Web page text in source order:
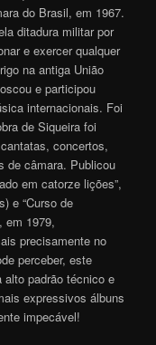
do Brasil, em 1967.
ditadura militar por
e exercer qualquer
na antiga União
e participou
internacionais. Foi
de Siqueira foi
concertos,
de câmara. Publicou
em catorze lições”,
e “Curso de
em 1979,
precisamente no
perceber, este
alto padrão técnico e
expressivos álbuns
impecável!